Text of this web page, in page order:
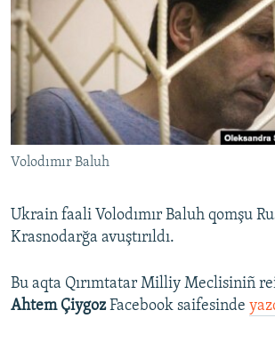
SÜRET
BLOGLAR
Русский
Українською
RFE/RS bütün saytları
Volodımır Baluh
Ukrain faali Volodımır Baluh qomşu
Krasnodarğa avuştırıldı.
Bu aqta Qırımtatar Milliy Meclisiniñ
Ahtem ÇiygozFacebook saifesinde